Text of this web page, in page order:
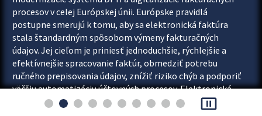
procesov v celej Európskej únii. Európske pravidlá
postupne smerujú k tomu, aby sa elektronická faktúra
stala štandardným spôsobom výmeny fakturačných
údajov. Jej cieľom je priniesť jednoduchšie, rýchlejšie a
efektívnejšie spracovanie faktúr, obmedziť potrebu
ručného prepisovania údajov, znížiť riziko chýb a podporiť
väčšiu automatizáciu účtovných procesov. Elektronická
fakturácia preto nepredstavuje...
pause_presentation